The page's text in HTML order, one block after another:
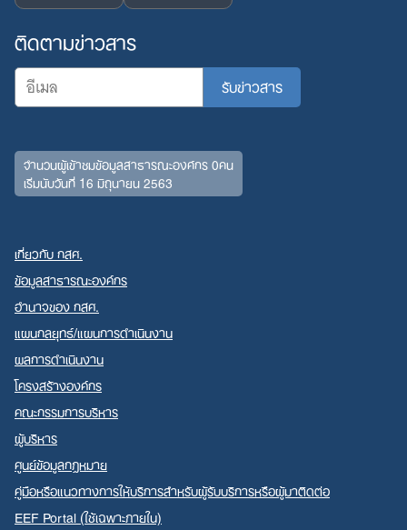
Search
for:
ติดตามข่าวสาร
จำนวนผู้เข้าชมข้อมูลสาธารณะองค์กร 0คน
เริ่มนับวันที่ 16 มิถุนายน 2563
เกี่ยวกับ กสศ.
ข้อมูลสาธารณะองค์กร
อำนาจของ กสศ.
แผนกลยุทธ์/แผนการดำเนินงาน
ผลการดำเนินงาน
โครงสร้างองค์กร
คณะกรรมการบริหาร
ผู้บริหาร
ศูนย์ข้อมูลกฎหมาย
คู่มือหรือแนวทางการให้บริการสำหรับผู้รับบริการหรือผู้มาติดต่อ
EEF Portal (ใช้เฉพาะภายใน)